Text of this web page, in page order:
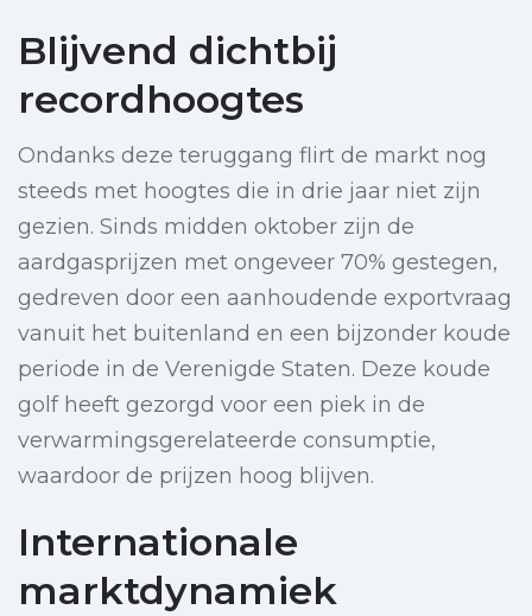
Blijvend dichtbij
recordhoogtes
Ondanks deze teruggang flirt de markt nog
steeds met hoogtes die in drie jaar niet zijn
gezien. Sinds midden oktober zijn de
aardgasprijzen met ongeveer 70% gestegen,
gedreven door een aanhoudende exportvraag
vanuit het buitenland en een bijzonder koude
periode in de Verenigde Staten. Deze koude
golf heeft gezorgd voor een piek in de
verwarmingsgerelateerde consumptie,
waardoor de prijzen hoog blijven.
Internationale
marktdynamiek